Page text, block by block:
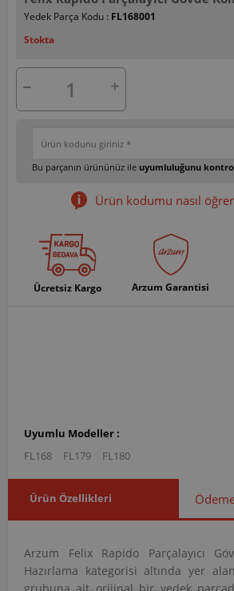
Yedek Parça Kodu : FL168001
Stokta
Bu parçanın ürününüz ile uyumluluğunu
Ürün kodumu nasıl
Ücretsiz Kargo Arzum Garantisi
Uyumlu Modeller :
FL168
FL179 FL180
Ürün Özellikleri
Arzum Felix Rapido Parçalayıcı
Hazırlama kategorisi altında yer